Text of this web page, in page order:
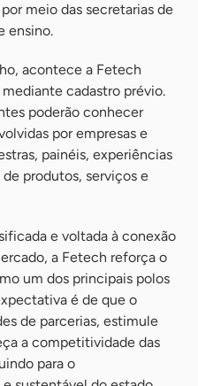
meio das secretarias de
ensino.
acontece a Fetech
cadastro prévio.
poderão conhecer
por empresas e
painéis, experiências
produtos, serviços e
e voltada à conexão
a Fetech reforça o
um dos principais polos
é de que o
de parcerias, estimule
a competitividade das
para o